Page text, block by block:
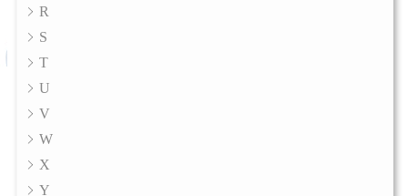
R
S
T
U
V
W
X
Y